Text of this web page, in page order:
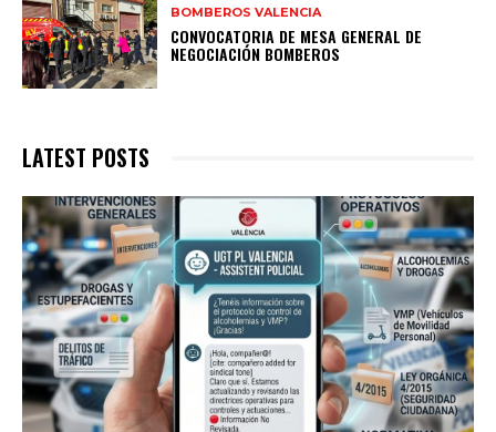
BOMBEROS VALENCIA
CONVOCATORIA DE MESA GENERAL DE
NEGOCIACIÓN BOMBEROS
LATEST POSTS